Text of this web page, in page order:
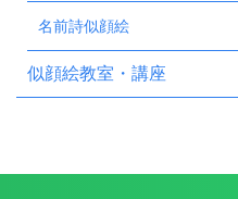
名前詩似顔絵
似顔絵教室・講座